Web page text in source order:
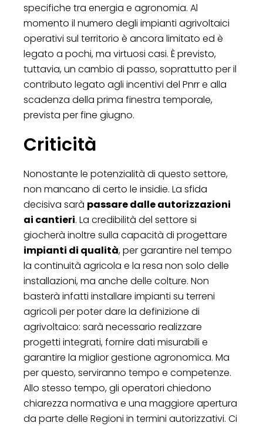
specifiche tra energia e agronomia. Al
momento il numero degli impianti agrivoltaici
operativi sul territorio è ancora limitato ed è
legato a pochi, ma virtuosi casi. È previsto,
tuttavia, un cambio di passo, soprattutto per il
contributo legato agli incentivi del Pnrr e alla
scadenza della prima finestra temporale,
prevista per fine giugno.
Criticità
Nonostante le potenzialità di questo settore,
non mancano di certo le insidie. La sfida
decisiva sarà passare dalle autorizzazioni
ai cantieri. La credibilità del settore si
giocherà inoltre sulla capacità di progettare
impianti di qualità, per garantire nel tempo
la continuità agricola e la resa non solo delle
installazioni, ma anche delle colture. Non
basterà infatti installare impianti su terreni
agricoli per poter dare la definizione di
agrivoltaico: sarà necessario realizzare
progetti integrati, fornire dati misurabili e
garantire la miglior gestione agronomica. Ma
per questo, serviranno tempo e competenze.
Allo stesso tempo, gli operatori chiedono
chiarezza normativa e una maggiore apertura
da parte delle Regioni in termini autorizzativi. Ci